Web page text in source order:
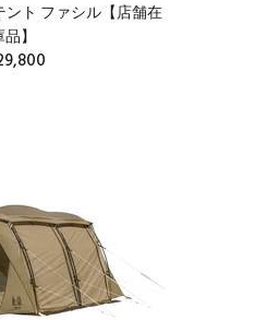
ント ファシル【店舗在
】